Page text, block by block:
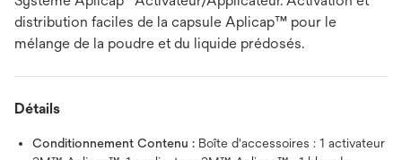
distribution faciles de la capsule Aplicap™ pour le
mélange de la poudre et du liquide prédosés.
Détails
Conditionnement Contenu : Boîte d'accessoires : 1 activateur